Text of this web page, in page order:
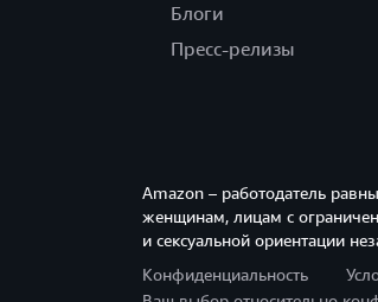
Блоги
Пресс-релизы
Amazon – работодатель
женщинам, лицам с
и сексуальной ориентации
Конфиденциальность